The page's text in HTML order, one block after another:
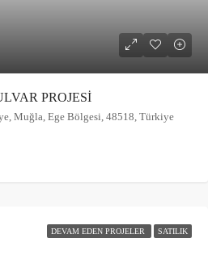
PROJESİ
Muğla, Ege Bölgesi, 48518, Türkiye
DEVAM EDEN PROJELER SATILIK